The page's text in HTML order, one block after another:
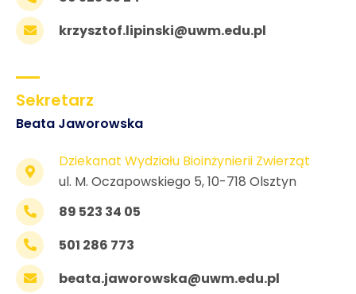
krzysztof.lipinski@uwm.edu.pl
Sekretarz
Beata Jaworowska
Dziekanat Wydziału Bioinżynierii Zwierząt
ul. M. Oczapowskiego 5, 10-718 Olsztyn
89 523 34 05
501 286 773
beata.jaworowska@uwm.edu.pl